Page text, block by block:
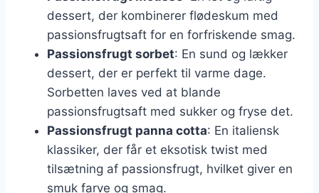
dessert, der kombinerer flødeskum med
passionsfrugtsaft for en forfriskende smag.
Passionsfrugt sorbet: En sund og lækker
dessert, der er perfekt til varme dage.
Sorbetten laves ved at blande
passionsfrugtsaft med sukker og fryse det.
Passionsfrugt panna cotta: En italiensk
klassiker, der får et eksotisk twist med
tilsætning af passionsfrugt, hvilket giver en
smuk farve og smag.